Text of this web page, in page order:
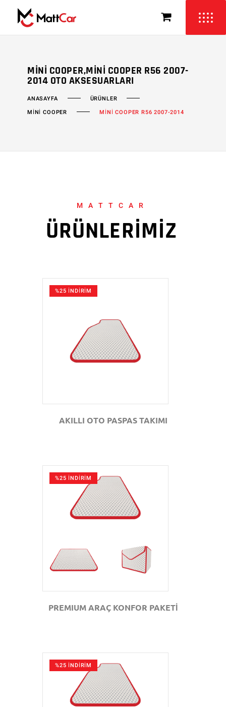
MINI COOPER,MINI COOPER R56 2007-
2014 OTO AKSESUARLARI
ANASAYFA
ÜRÜNLER
MİNİ COOPER
MİNİ COOPER R56 2007-2014
MATTCAR
ÜRÜNLERİMİZ
%25 İNDİRİM
GÖZAT
AKILLI OTO PASPAS TAKIMI
%25 İNDİRİM
PREMIUM ARAÇ KONFOR PAKETİ
%25 İNDİRİM